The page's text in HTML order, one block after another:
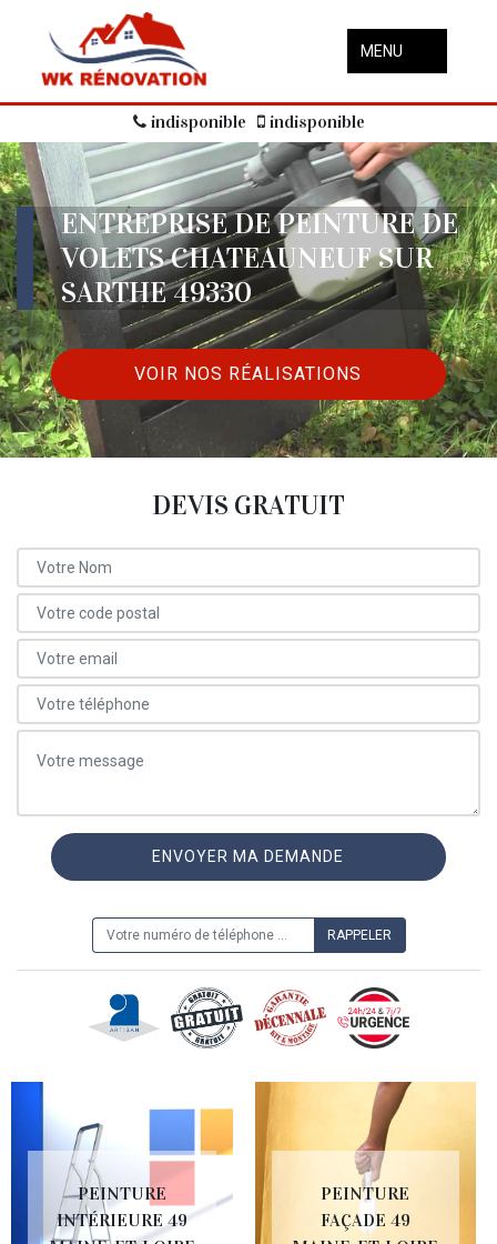
MENU
indisponible indisponible
ENTREPRISE DE PEINTURE DE
VOLETS CHATEAUNEUF SUR
SARTHE 49330
VOIR NOS RÉALISATIONS
DEVIS GRATUIT
PEINTURE
INTÉRIEURE 49
PEINTURE
FAÇADE 49